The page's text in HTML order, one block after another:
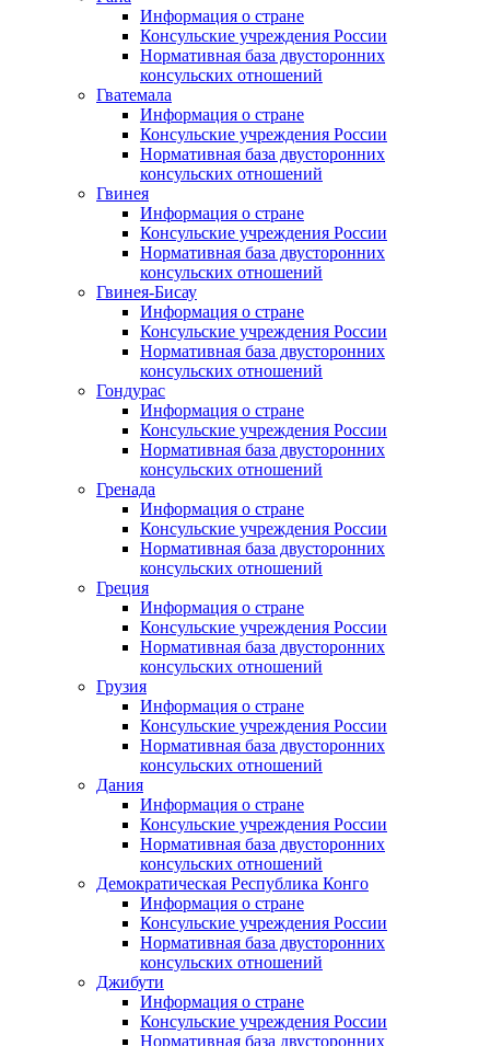
Информация о стране
Консульские учреждения России
Нормативная база двусторонних
консульских отношений
Гватемала
Информация о стране
Консульские учреждения России
Нормативная база двусторонних
консульских отношений
Гвинея
Информация о стране
Консульские учреждения России
Нормативная база двусторонних
консульских отношений
Гвинея-Бисау
Информация о стране
Консульские учреждения России
Нормативная база двусторонних
консульских отношений
Гондурас
Информация о стране
Консульские учреждения России
Нормативная база двусторонних
консульских отношений
Гренада
Информация о стране
Консульские учреждения России
Нормативная база двусторонних
консульских отношений
Греция
Информация о стране
Консульские учреждения России
Нормативная база двусторонних
консульских отношений
Грузия
Информация о стране
Консульские учреждения России
Нормативная база двусторонних
консульских отношений
Дания
Информация о стране
Консульские учреждения России
Нормативная база двусторонних
консульских отношений
Демократическая Республика Конго
Информация о стране
Консульские учреждения России
Нормативная база двусторонних
консульских отношений
Джибути
Информация о стране
Консульские учреждения России
Нормативная база двусторонних